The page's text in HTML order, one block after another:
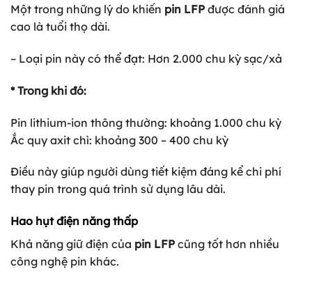
Một trong những lý do khiến pin LFP được đánh giá
cao là tuổi thọ dài.
– Loại pin này có thể đạt: Hơn 2.000 chu kỳ sạc/xả
* Trong khi đó:
Pin lithium-ion thông thường: khoảng 1.000 chu kỳ
Ắc quy axit chì: khoảng 300 – 400 chu kỳ
Điều này giúp người dùng tiết kiệm đáng kể chi phí
thay pin trong quá trình sử dụng lâu dài.
Hao hụt điện năng thấp
Khả năng giữ điện của pin LFP cũng tốt hơn nhiều
công nghệ pin khác.